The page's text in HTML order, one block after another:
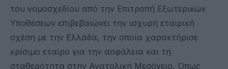
του νομοσχεδίου από την Επιτροπή Εξωτερικών
Υποθέσεων επιβεβαιώνει την ισχυρή εταιρική
σχέση με την Ελλάδα, την οποία χαρακτήρισε
κρίσιμο εταίρο για την ασφάλεια και τη
σταθερότητα στην Ανατολική Μεσόγειο. Όπως